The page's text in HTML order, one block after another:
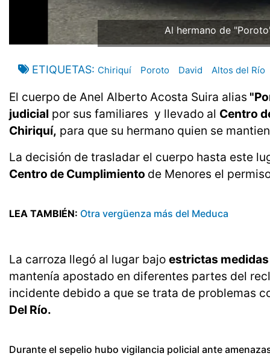
Al hermano de
ETIQUETAS Chiriquí Poroto David Altos del Río
El cuerpo de Anel Alberto Acosta Suira alias
judicial por sus familiares y llevado al Centro
Chiriquí, para que su hermano quien se
La decisión de trasladar el cuerpo hasta este
Centro de Cumplimiento de Menores el
LEA TAMBIÉN: Otra vergüenza más del Meduca
La carroza llegó al lugar bajo estrictas
mantenía apostado en diferentes partes del
incidente debido a que se trata de problemas
Del Río.
Durante el sepelio hubo vigilancia policial ante